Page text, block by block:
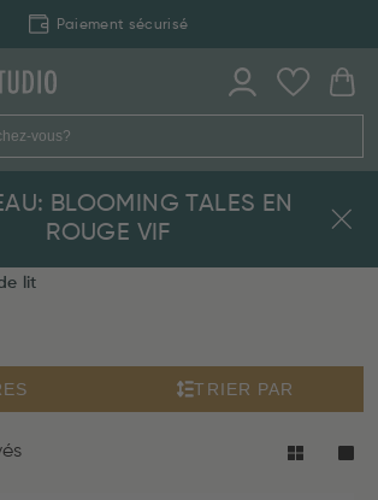
Paiement sécurisé
BLOOMING TALES EN
ROUGE VIF
lit
TRIER PAR